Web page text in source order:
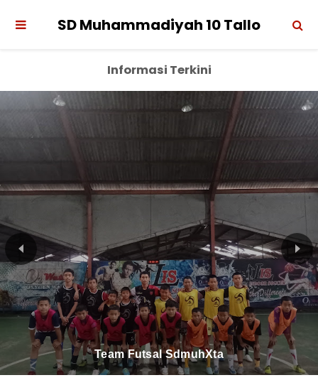
SD Muhammadiyah 10 Tallo
Informasi Terkini
Team Futsal SdmuhXta